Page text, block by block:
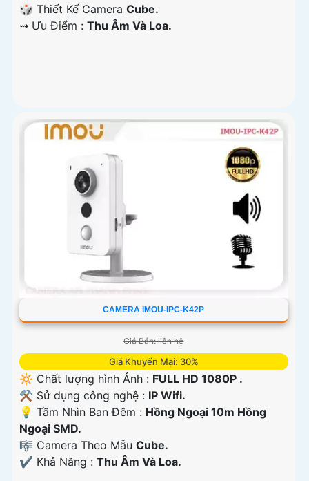
🎲 Thiết Kế Camera Cube.
️⇝ Ưu Điểm : Thu Âm Và Loa.
CAMERA IMOU-IPC-K42P
Giá Bán: liên hệ
Giá Khuyến Mại: 30%
🔆 Chất lượng hình Ảnh : FULL HD 1080P .
⚒ Sử dụng công nghệ : IP Wifi.
💡 Tầm Nhìn Ban Đêm : Hồng Ngoại 10m Hồng
Ngoại SMD.
🎼️ Camera Theo Mẫu Cube.
️✔️ Khả Năng : Thu Âm Và Loa.